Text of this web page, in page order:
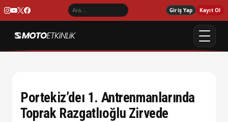
Giriş Yap Kayıt Ol
Portekiz’deı 1. Antrenmanlarında
Toprak Razgatlıoğlu Zirvede